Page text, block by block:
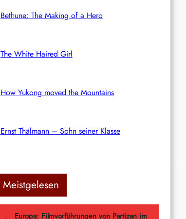
Bethune: The Making of a Hero
The White Haired Girl
How Yukong moved the Mountains
Ernst Thälmann – Sohn seiner Klasse
Meistgelesen